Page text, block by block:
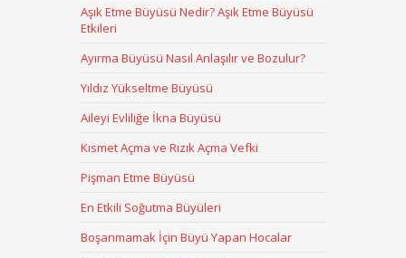
Aşık Etme Büyüsü Nedir? Aşık Etme Büyüsü
Etkileri
Ayırma Büyüsü Nasıl Anlaşılır ve Bozulur?
Yıldız Yükseltme Büyüsü
Aileyi Evliliğe İkna Büyüsü
Kısmet Açma ve Rızık Açma Vefki
Pişman Etme Büyüsü
En Etkili Soğutma Büyüleri
Boşanmamak İçin Büyü Yapan Hocalar